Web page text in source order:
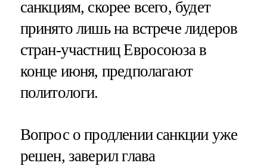
санкциям, скорее всего, будет
принято лишь на встрече лидеров
стран-участниц Евросоюза в
конце июня, предполагают
политологи.
Вопрос о продлении санкции уже
решен, заверил глава